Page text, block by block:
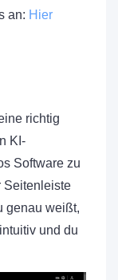
an: Hier
richtig
KI-
Software zu
Seitenleiste
genau weißt,
und du